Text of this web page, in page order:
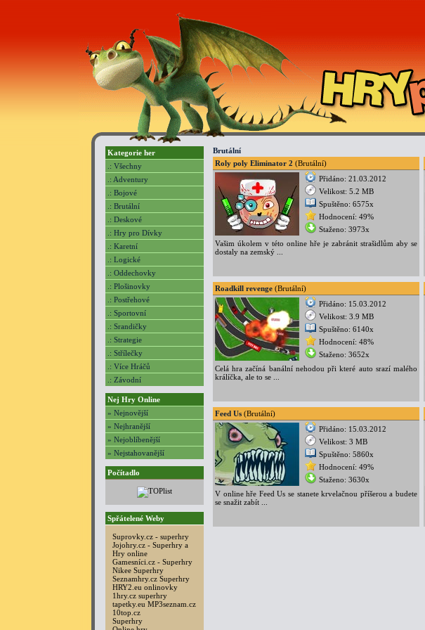
Kategorie her
.: Všechny
.: Adventury
.: Bojové
.: Brutální
.: Deskové
.: Hry pro Dívky
.: Karetní
.: Logické
.: Oddechovky
.: Plošinovky
.: Postřehové
.: Sportovní
.: Srandičky
.: Strategie
.: Střílečky
.: Více Hráčů
.: Závodní
Nej Hry Online
» Nejnovější
» Nejhranější
» Nejoblíbenější
» Nejstahovanější
Počítadlo
Spřátelené Weby
Suprovky.cz - superhry
Jojohry.cz - Superhry a
Hry online
Gamesníci.cz - Superhry
Nikee Superhry
Seznamhry.cz Superhry
HRY2.eu onlinovky
1hry.cz superhry
tapetky.eu MP3seznam.cz
10top.cz
Superhry
Brutální
Roly poly Eliminator 2 (Brutální)
Přidáno: 21.03.2012
Velikost: 5.2 MB
Spuštěno: 6575x
Hodnocení: 49%
Staženo: 3973x
Vašim úkolem v této online hře je zabránit strašidlům aby se
dostaly na zemský ...
Roadkill revenge (Brutální)
Přidáno: 15.03.2012
Velikost: 3.9 MB
Spuštěno: 6140x
Hodnocení: 48%
Staženo: 3652x
Celá hra začíná banální nehodou při které auto srazí malého
králíčka, ale to se ...
Feed Us (Brutální)
Přidáno: 15.03.2012
Velikost: 3 MB
Spuštěno: 5860x
Hodnocení: 49%
Staženo: 3630x
V online hře Feed Us se stanete krvelačnou příšerou a budete
se snažit zabít ...